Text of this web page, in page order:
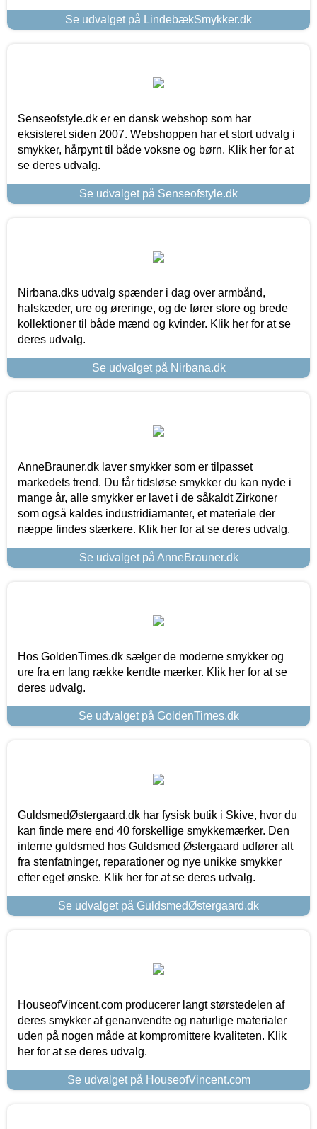
Se udvalget på LindebækSmykker.dk
Senseofstyle.dk er en dansk webshop som har
eksisteret siden 2007. Webshoppen har et stort udvalg i
smykker, hårpynt til både voksne og børn. Klik her for at
se deres udvalg.
Se udvalget på Senseofstyle.dk
Nirbana.dks udvalg spænder i dag over armbånd,
halskæder, ure og øreringe, og de fører store og brede
kollektioner til både mænd og kvinder. Klik her for at se
deres udvalg.
Se udvalget på Nirbana.dk
AnneBrauner.dk laver smykker som er tilpasset
markedets trend. Du får tidsløse smykker du kan nyde i
mange år, alle smykker er lavet i de såkaldt Zirkoner
som også kaldes industridiamanter, et materiale der
næppe findes stærkere. Klik her for at se deres udvalg.
Se udvalget på AnneBrauner.dk
Hos GoldenTimes.dk sælger de moderne smykker og
ure fra en lang række kendte mærker. Klik her for at se
deres udvalg.
Se udvalget på GoldenTimes.dk
GuldsmedØstergaard.dk har fysisk butik i Skive, hvor du
kan finde mere end 40 forskellige smykkemærker. Den
interne guldsmed hos Guldsmed Østergaard udfører alt
fra stenfatninger, reparationer og nye unikke smykker
efter eget ønske. Klik her for at se deres udvalg.
Se udvalget på GuldsmedØstergaard.dk
HouseofVincent.com producerer langt størstedelen af
deres smykker af genanvendte og naturlige materialer
uden på nogen måde at kompromittere kvaliteten. Klik
her for at se deres udvalg.
Se udvalget på HouseofVincent.com